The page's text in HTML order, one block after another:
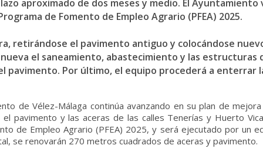
aproximado de dos meses y medio. El
de Fomento de Empleo Agrario (PFEA) 2025.
retirándose el pavimento antiguo y colocándose
el saneamiento, abastecimiento y las estructuras
pavimento. Por último, el equipo procederá a
de Vélez-Málaga continúa avanzando en su plan de
pavimento y las aceras de las calles Tenerías y Huerto
de Empleo Agrario (PFEA) 2025, y será ejecutado por un
se renovarán 270 metros cuadrados de aceras y pavimento.